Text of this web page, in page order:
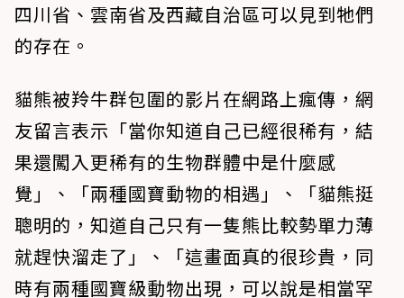
四川省、雲南省及西藏自治區可以見到牠們
的存在。
貓熊被羚牛群包圍的影片在網路上瘋傳，網
友留言表示「當你知道自己已經很稀有，結
果還闖入更稀有的生物群體中是什麼感
覺」、「兩種國寶動物的相遇」、「貓熊挺
聰明的，知道自己只有一隻熊比較勢單力薄
就趕快溜走了」、「這畫面真的很珍貴，同
時有兩種國寶級動物出現，可以說是相當罕